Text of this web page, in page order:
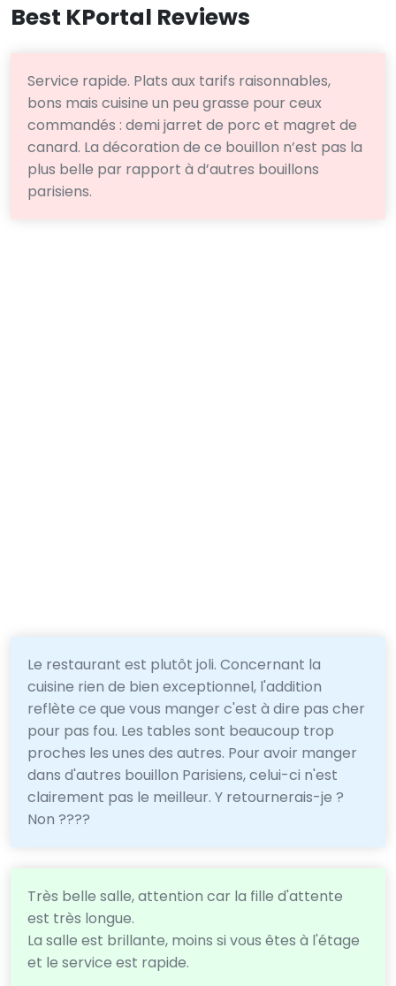
Best KPortal Reviews
Service rapide. Plats aux tarifs raisonnables,
bons mais cuisine un peu grasse pour ceux
commandés : demi jarret de porc et magret de
canard. La décoration de ce bouillon n’est pas la
plus belle par rapport à d’autres bouillons
parisiens.
Le restaurant est plutôt joli. Concernant la
cuisine rien de bien exceptionnel, l'addition
reflète ce que vous manger c'est à dire pas cher
pour pas fou. Les tables sont beaucoup trop
proches les unes des autres. Pour avoir manger
dans d'autres bouillon Parisiens, celui-ci n'est
clairement pas le meilleur. Y retournerais-je ?
Non ????
Très belle salle, attention car la fille d'attente
est très longue.
La salle est brillante, moins si vous êtes à l'étage
et le service est rapide.